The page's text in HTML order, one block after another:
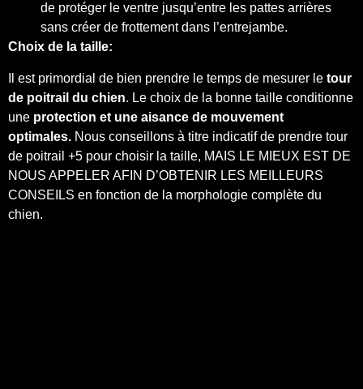
de protéger le ventre jusqu’entre les pattes arrières
sans créer de frottement dans l’entrejambe.
Choix de la taille:
Il est primordial de bien prendre le temps de mesurer le tour
de poitrail du chien. Le choix de la bonne taille conditionne
une protection et une aisance de mouvement
optimales. Nous conseillons à titre indicatif de prendre tour
de poitrail +5 pour choisir la taille, MAIS LE MIEUX EST DE
NOUS APPELER AFIN D’OBTENIR LES MEILLEURS
CONSEILS en fonction de la morphologie complète du
chien.